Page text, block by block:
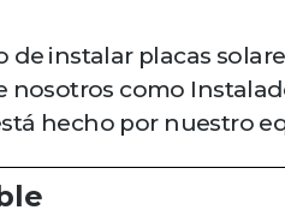
de instalar placas
nosotros como
hecho por nuestro